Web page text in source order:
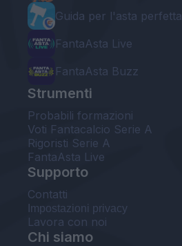
Guida per l'asta perfetta
FantaAsta Live
FantaAsta Buzz
Strumenti
Probabili formazioni
Voti Fantacalcio Serie A
Rigoristi Serie A
FantaAsta Live
Supporto
Contatti
Impostazioni privacy
Lavora con noi
Chi siamo